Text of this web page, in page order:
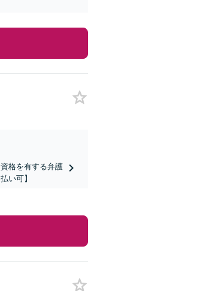
格を有する弁護
い可】